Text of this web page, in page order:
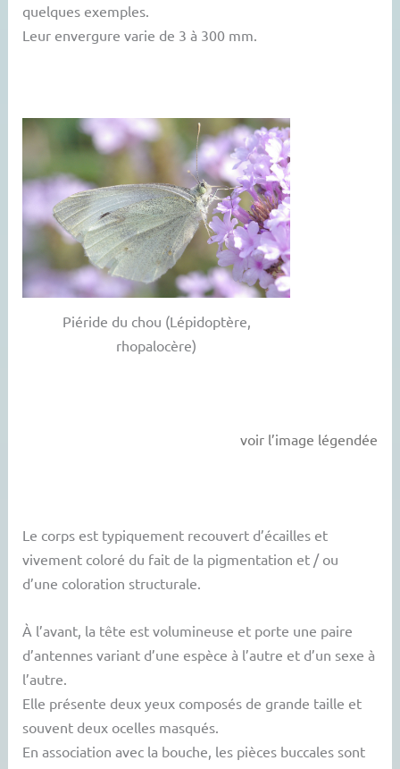
quelques exemples.
Leur envergure varie de 3 à 300 mm.
Piéride du chou (Lépidoptère,
rhopalocère)
voir l’image légendée
Le corps est typiquement recouvert d’écailles et
vivement coloré du fait de la pigmentation et / ou
d’une coloration structurale.
À l’avant, la tête est volumineuse et porte une paire
d’antennes variant d’une espèce à l’autre et d’un sexe à
l’autre.
Elle présente deux yeux composés de grande taille et
souvent deux ocelles masqués.
En association avec la bouche, les pièces buccales sont